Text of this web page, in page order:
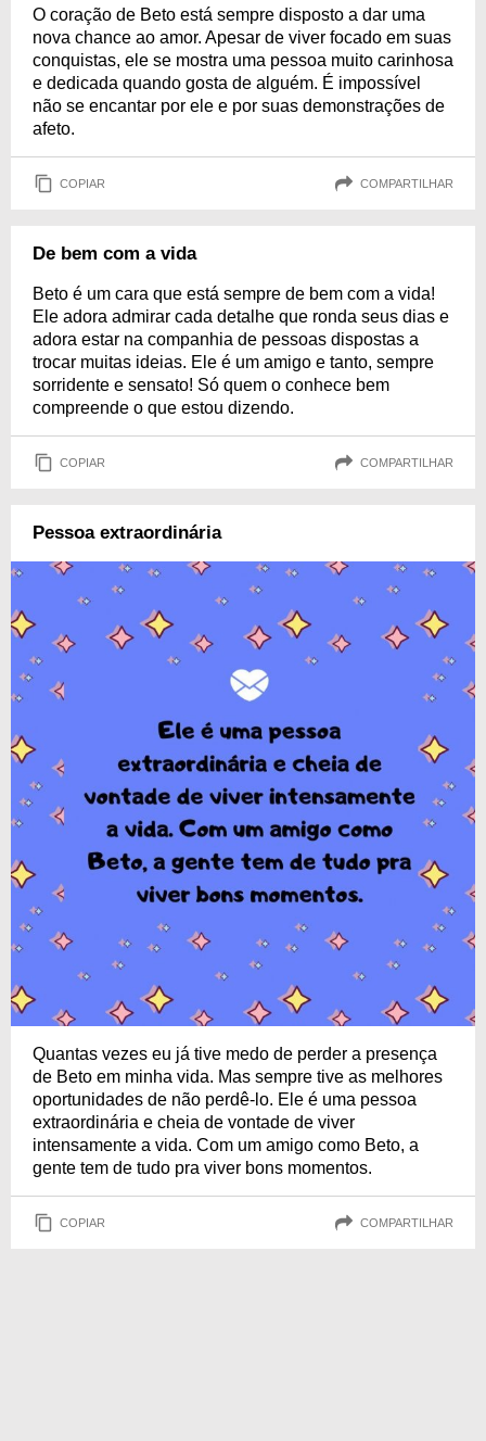
O coração de Beto está sempre disposto a dar uma
nova chance ao amor. Apesar de viver focado em suas
conquistas, ele se mostra uma pessoa muito carinhosa
e dedicada quando gosta de alguém. É impossível
não se encantar por ele e por suas demonstrações de
afeto.
COPIAR COMPARTILHAR
De bem com a vida
Beto é um cara que está sempre de bem com a vida!
Ele adora admirar cada detalhe que ronda seus dias e
adora estar na companhia de pessoas dispostas a
trocar muitas ideias. Ele é um amigo e tanto, sempre
sorridente e sensato! Só quem o conhece bem
compreende o que estou dizendo.
COPIAR COMPARTILHAR
Pessoa extraordinária
Quantas vezes eu já tive medo de perder a presença
de Beto em minha vida. Mas sempre tive as melhores
oportunidades de não perdê-lo. Ele é uma pessoa
extraordinária e cheia de vontade de viver
intensamente a vida. Com um amigo como Beto, a
gente tem de tudo pra viver bons momentos.
COPIAR COMPARTILHAR